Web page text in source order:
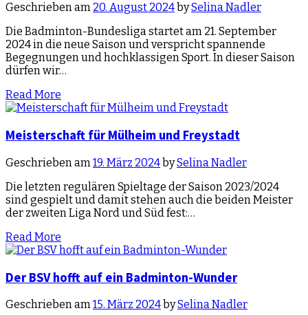
Geschrieben am 20. August 2024 bySelina Nadler
Die Badminton-Bundesliga startet am 21. September
2024 in die neue Saison und verspricht spannende
Begegnungen und hochklassigen Sport. In dieser Saison
dürfen wir…
Read More
Meisterschaft für Mülheim und Freystadt
Geschrieben am19. März 2024bySelina Nadler
Die letzten regulären Spieltage der Saison 2023/2024
sind gespielt und damit stehen auch die beiden Meister
der zweiten Liga Nord und Süd fest:…
Read More
Der BSV hofft auf ein Badminton-Wunder
Geschrieben am15. März 2024 bySelina Nadler